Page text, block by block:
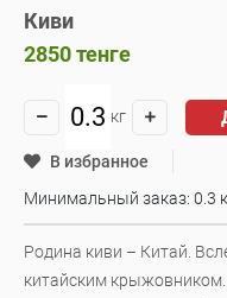
Киви
2850тенге
кг
В избранное
Минимальный заказ: 0.3
Родина киви – Китай.
китайским